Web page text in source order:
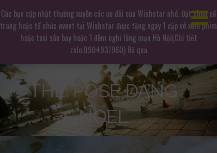
tới
phần
Dịch vụ chụp ảnh hàng đầu
Không gian chụp ảnh mê hoặc
THẺ: POSE DÁNG
NOEL
Các bạn cập nhật thường xuyên các ưu đãi của Wishstar nhé. Đặt chụp cổ
trang hoặc tổ chức event tại Wishstar được tặng ngay 1 cặp vé xem phim
hoặc taxi sân bay hoặc 1 đêm nghỉ lãng mạn Hà Nội(Chi tiết
zalo:0904937960) Bỏ qua